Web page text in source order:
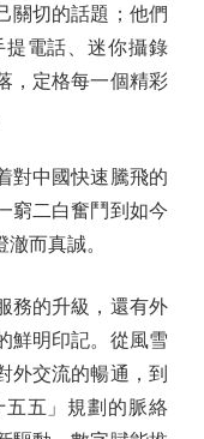
關切的話題；他們
電話、迷你攝錄
，定格每一個精彩
中國快速騰飛的
窮二白奮鬥到如今
而真誠。
的升級，還有外
鮮明印記。從風雪
外交流的暢通，到
五」規劃的脈絡